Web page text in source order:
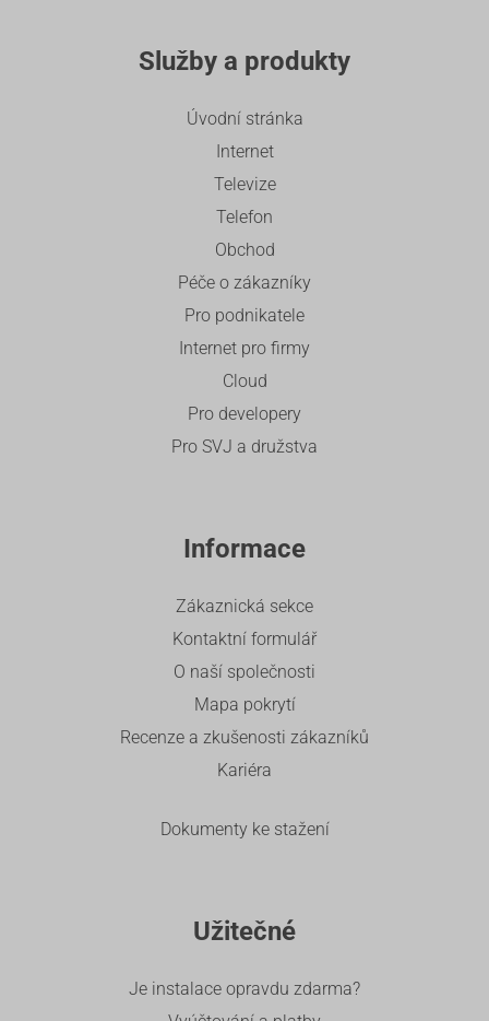
Služby a produkty
Úvodní stránka
Internet
Televize
Telefon
Obchod
Péče o zákazníky
Pro podnikatele
Internet pro firmy
Cloud
Pro developery
Pro SVJ a družstva
Informace
Zákaznická sekce
Kontaktní formulář
O naší společnosti
Mapa pokrytí
Recenze a zkušenosti zákazníků
Kariéra
Dokumenty ke stažení
Užitečné
Je instalace opravdu zdarma?